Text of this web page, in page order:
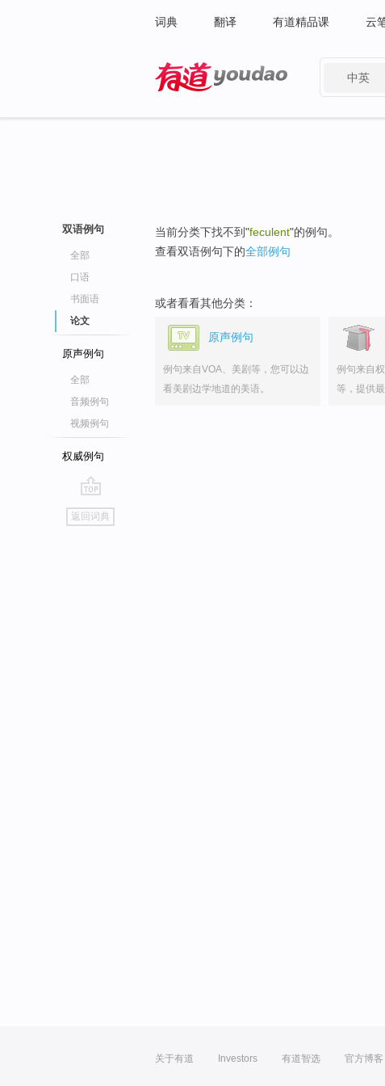
词典 翻译 有道精品课 云
中英
双语例句
全部
口语
书面语
论文
原声例句
全部
音频例句
视频例句
权威例句
go
top
返回词典
当前分类下找不到"feculent"的例句。
查看双语例句下的全部例句
或者看看其他分类：
原声例句
例句来自VOA、美剧等，您可以边
看美剧边学地道的美语。
例句来自
等，提供
关于有道 Investors 有道智选 官方博客